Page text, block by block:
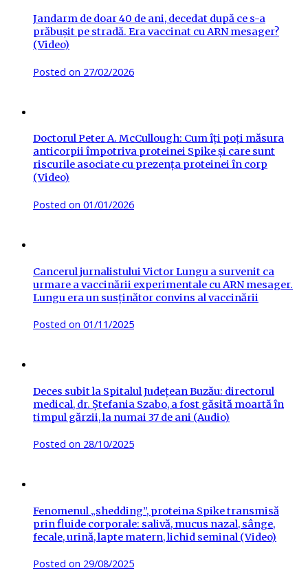
Jandarm de doar 40 de ani, decedat după ce s-a
prăbușit pe stradă. Era vaccinat cu ARN mesager?
(Video)
Posted on 27/02/2026
Doctorul Peter A. McCullough: Cum îți poți măsura
anticorpii împotriva proteinei Spike și care sunt
riscurile asociate cu prezența proteinei în corp
(Video)
Posted on 01/01/2026
Cancerul jurnalistului Victor Lungu a survenit ca
urmare a vaccinării experimentale cu ARN mesager.
Lungu era un susținător convins al vaccinării
Posted on 01/11/2025
Deces subit la Spitalul Județean Buzău: directorul
medical, dr. Ștefania Szabo, a fost găsită moartă în
timpul gărzii, la numai 37 de ani (Audio)
Posted on 28/10/2025
Fenomenul „shedding”, proteina Spike transmisă
prin fluide corporale: salivă, mucus nazal, sânge,
fecale, urină, lapte matern, lichid seminal (Video)
Posted on 29/08/2025